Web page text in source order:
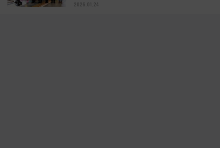
2026.01.24